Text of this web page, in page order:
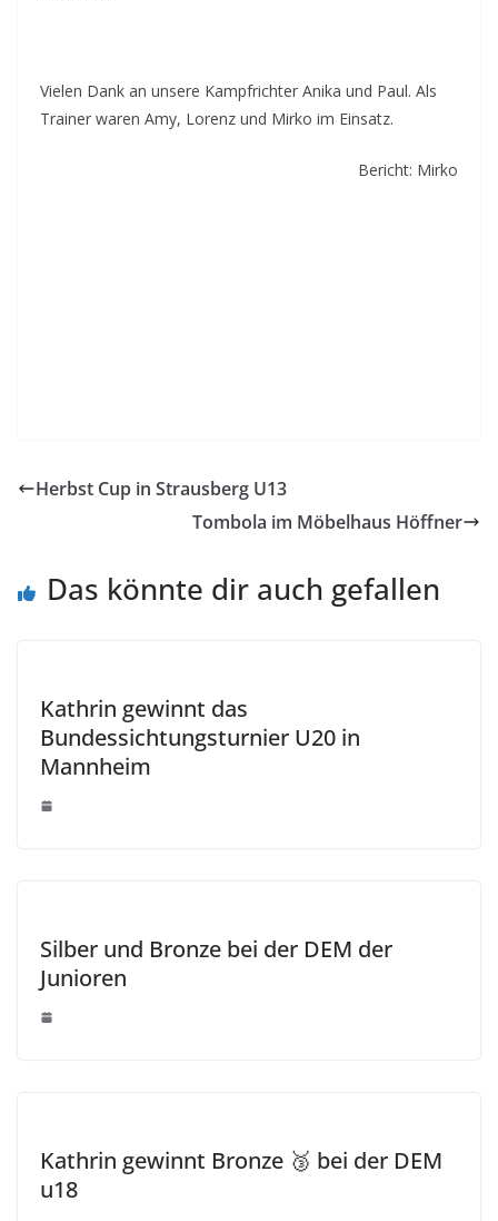
Vielen Dank an unsere Kampfrichter Anika und Paul. Als
Trainer waren Amy, Lorenz und Mirko im Einsatz.
Bericht: Mirko
Herbst Cup in Strausberg U13
Tombola im Möbelhaus Höffner
Das könnte dir auch gefallen
Kathrin gewinnt das
Bundessichtungsturnier U20 in
Mannheim
Silber und Bronze bei der DEM der
Junioren
Kathrin gewinnt Bronze 🥉 bei der DEM
u18